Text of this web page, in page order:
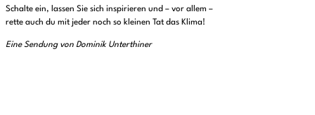
Schalte ein, lassen Sie sich inspirieren und – vor allem –
rette auch du mit jeder noch so kleinen Tat das Klima!
Eine Sendung von Dominik Unterthiner